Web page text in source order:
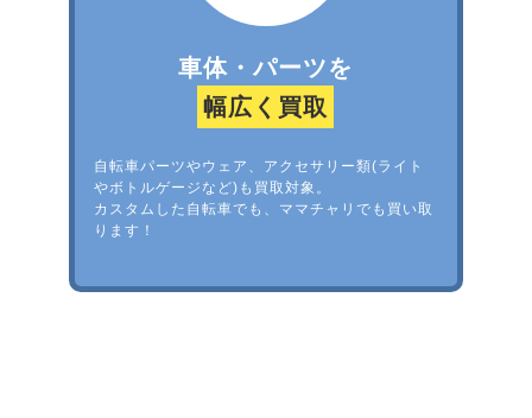
車体・パーツを
幅広く買取
自転車パーツやウェア、アクセサリー類(ライト
やボトルゲージなど)も買取対象。
カスタムした自転車でも、ママチャリでも買い取
ります！